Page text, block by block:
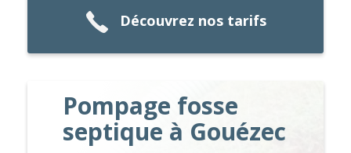
Découvrez nos tarifs
Pompage fosse
septique à Gouézec